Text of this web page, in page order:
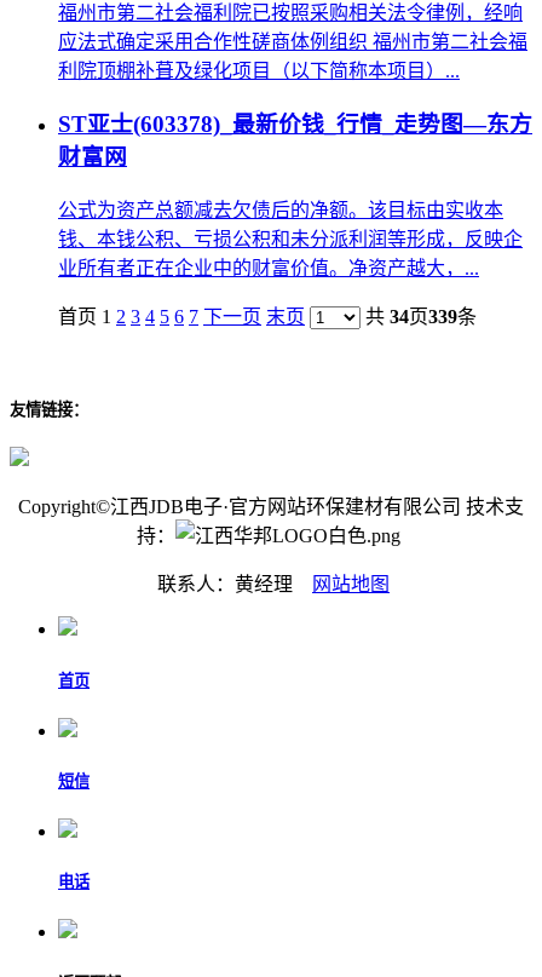
福州市第二社会福利院已按照采购相关法令律例，经响
应法式确定采用合作性磋商体例组织 福州市第二社会福
利院顶棚补葺及绿化项目（以下简称本项目）...
ST亚士(603378)_最新价钱_行情_走势图—东方
财富网
公式为资产总额减去欠债后的净额。该目标由实收本
钱、本钱公积、亏损公积和未分派利润等形成，反映企
业所有者正在企业中的财富价值。净资产越大，...
首页 1 2 3 4 5 6 7 下一页 末页 共 34页339条
友情链接：
Copyright©江西JDB电子·官方网站环保建材有限公司 技术支
持：
联系人：黄经理 网站地图
首页
短信
电话